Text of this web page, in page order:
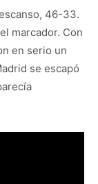
46-33.
marcador. Con
en serio un
se escapó